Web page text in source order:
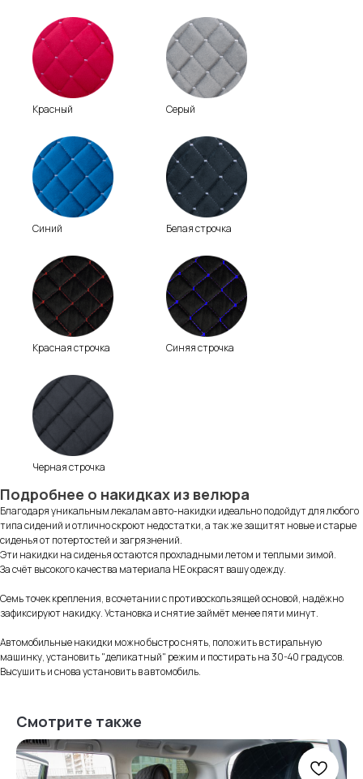
Красный Серый
Синий Белая строчка
Красная строчка Синяя строчка
Черная строчка
Подробнее о накидках из велюра
Благодаря уникальным лекалам авто-накидки идеально подойдут для любого
типа сидений и отлично скроют недостатки, а так же защитят новые и старые
сиденья от потертостей и загрязнений.
Эти накидки на сиденья остаются прохладными летом и теплыми зимой.
За счёт высокого качества материала НЕ окрасят вашу одежду.
Семь точек крепления, в сочетании с противоскользящей основой, надёжно
зафиксируют накидку. Установка и снятие займёт менее пяти минут.
Автомобильные накидки можно быстро снять, положить в стиральную
машинку, установить "деликатный" режим и постирать на 30-40 градусов.
Высушить и снова установить в автомобиль.
Смотрите также
для покупателей
Нам доверяют Читать
отзывы